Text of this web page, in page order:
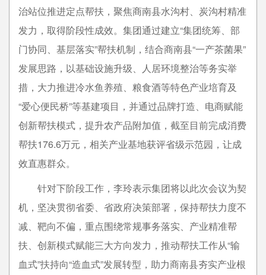
治站位推进定点帮扶，聚焦商南县水沟村、炭沟村精准
发力，取得阶段性成效。集团通过建立“集团统筹、部
门协同、基层落实”帮扶机制，结合商南县“一产茶菌果”
发展思路，以基础设施升级、人居环境整治等务实举
措，大力推进冷水鱼养殖、粮食酒等特色产业培育及
“爱心便民桥”等基建项目，并通过品牌打造、电商赋能
创新帮扶模式，提升农产品附加值，截至目前完成消费
帮扶176.6万元，相关产业基地获评省级示范园，让成
效直惠群众。
针对下阶段工作，李玲表示集团将以此次会议为契
机，坚决贯彻省委、省政府决策部署，保持帮扶力度不
减、靶向不偏，重点围绕常规事务落实、产业精准帮
扶、创新模式赋能三大方向发力，推动帮扶工作从“输
血式”扶持向“造血式”发展转型，助力商南县夯实产业根